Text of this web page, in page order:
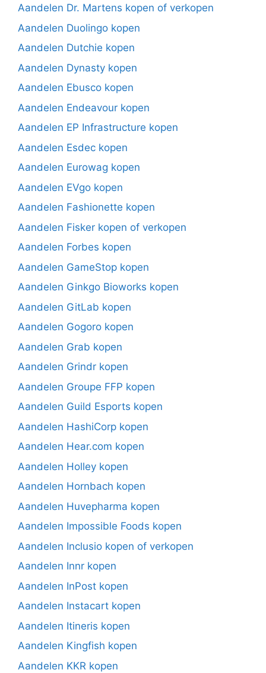
Aandelen Dr. Martens kopen of verkopen
Aandelen Duolingo kopen
Aandelen Dutchie kopen
Aandelen Dynasty kopen
Aandelen Ebusco kopen
Aandelen Endeavour kopen
Aandelen EP Infrastructure kopen
Aandelen Esdec kopen
Aandelen Eurowag kopen
Aandelen EVgo kopen
Aandelen Fashionette kopen
Aandelen Fisker kopen of verkopen
Aandelen Forbes kopen
Aandelen GameStop kopen
Aandelen Ginkgo Bioworks kopen
Aandelen GitLab kopen
Aandelen Gogoro kopen
Aandelen Grab kopen
Aandelen Grindr kopen
Aandelen Groupe FFP kopen
Aandelen Guild Esports kopen
Aandelen HashiCorp kopen
Aandelen Hear.com kopen
Aandelen Holley kopen
Aandelen Hornbach kopen
Aandelen Huvepharma kopen
Aandelen Impossible Foods kopen
Aandelen Inclusio kopen of verkopen
Aandelen Innr kopen
Aandelen InPost kopen
Aandelen Instacart kopen
Aandelen Itineris kopen
Aandelen Kingfish kopen
Aandelen KKR kopen